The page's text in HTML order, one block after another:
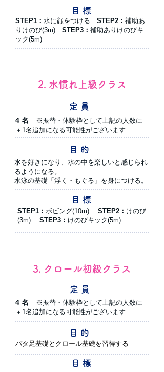
目 標
STEP1： 水に顔をつける STEP2： 補助あ
りけのび(3m)
STEP3： 補助ありけのびキ
ック(5m)
2. 水慣れ上級クラス
定 員
4 名
※振替・体験枠として上記の人数に
＋1名追加になる可能性がございます
目 的
水を好きになり、水の中を楽しいと感じられ
るようになる。
水泳の基礎「浮く・もぐる」を身につける。
目 標
STEP1： ボビング(10m) STEP2： けのび
(3m) STEP3： けのびキック(5m)
3. クロール初級クラス
定 員
4 名
※振替・体験枠として上記の人数に
＋1名追加になる可能性がございます
目 的
バタ足基礎とクロール基礎を習得する
目 標